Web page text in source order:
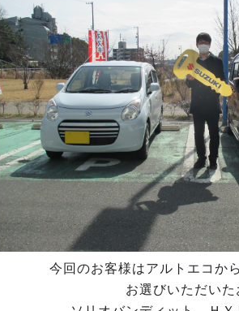
今回のお客様はアルトエコか
お選びいただいた